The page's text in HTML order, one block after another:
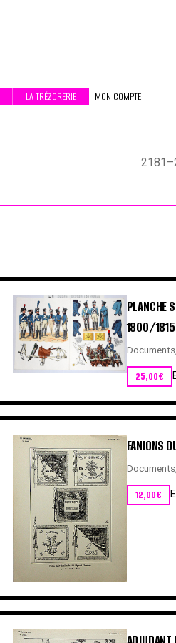
LA TRÉZORERIE MON COMPTE
PLANCHE
1800/1815
Documents,
25,00€
FANIONS
Documents,
12,00€